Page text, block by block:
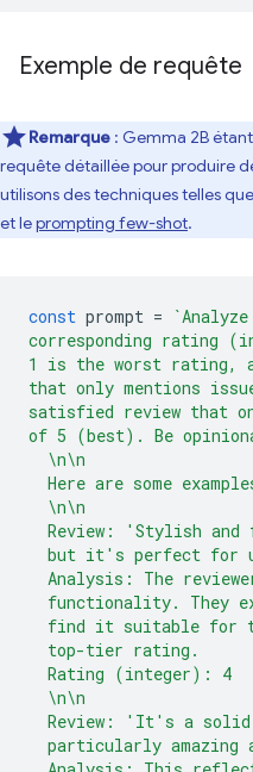
Exemple de requête
Remarque : Gemma 2B
requête détaillée pour produire
utilisons des techniques telles
et leprompting few-shot.
const prompt =
corresponding rating
1 is the worst rating,
that only mentions
satisfied review that
of 5 (best). Be
  \n\n
Here are some
  \n\n
Review: 'Stylish and
but it's perfect for
Analysis: The
functionality. They
find it suitable for
  top-tier rating.
  Rating (integer): 4
  \n\n
Review: 'It's a
particularly amazing